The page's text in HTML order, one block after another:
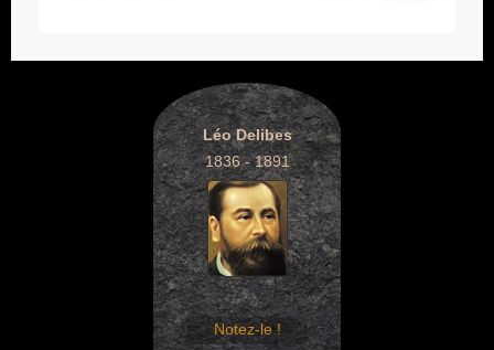
Léo Delibes
1836 - 1891
Notez-le !